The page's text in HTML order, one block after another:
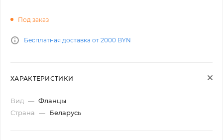
Под заказ
Бесплатная доставка от 2000 BYN
ХАРАКТЕРИСТИКИ
Вид — Фланцы
Страна — Беларусь